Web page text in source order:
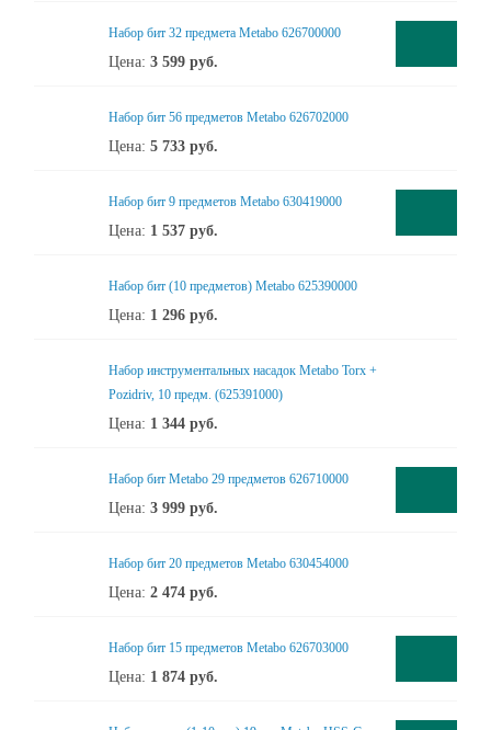
Набор бит 32 предмета Metabo 626700000
Цена: 3 599 руб.
Набор бит 56 предметов Metabo 626702000
Цена: 5 733 руб.
Набор бит 9 предметов Metabo 630419000
Цена: 1 537 руб.
Набор бит (10 предметов) Metabo 625390000
Цена: 1 296 руб.
Набор инструментальных насадок Metabo Torx +
Pozidriv, 10 предм. (625391000)
Цена: 1 344 руб.
Набор бит Metabo 29 предметов 626710000
Цена: 3 999 руб.
Набор бит 20 предметов Metabo 630454000
Цена: 2 474 руб.
Набор бит 15 предметов Metabo 626703000
Цена: 1 874 руб.